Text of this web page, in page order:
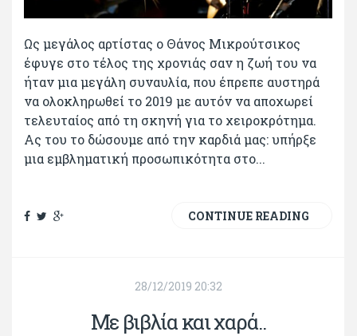
Ως μεγάλος αρτίστας ο Θάνος Μικρούτσικος
έφυγε στο τέλος της χρονιάς σαν η ζωή του να
ήταν μια μεγάλη συναυλία, που έπρεπε αυστηρά
να ολοκληρωθεί το 2019 με αυτόν να αποχωρεί
τελευταίος από τη σκηνή για το χειροκρότημα.
Ας του το δώσουμε από την καρδιά μας: υπήρξε
μια εμβληματική προσωπικότητα στο...
CONTINUE READING
28/12/2019 20:32
Με βιβλία και χαρά..